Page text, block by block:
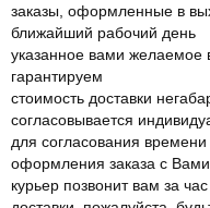
заказы, оформленные в
ближайший рабочий день
указанное вами желаемое
гарантируем
стоимость доставки
согласовывается
для согласования
оформления заказа с
курьер позвонит вам за